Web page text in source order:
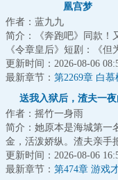
凰宫梦
作者：蓝九九
简介：《奔跑吧》同款！
《令章皇后》短剧：《但
故》《凰宫梦》&lt;br/&gt;
生换亲+宫斗+非...
更新时间：2026-08-06
最新章节： 第2269章 白慕
（226万票加更）
送我入狱后，渣夫一
作者：摇竹一身雨
简介：她原本是海城第一
金，活泼娇纵。渣夫亲手
进监狱，只因误会她杀害
白月光。三年黑...
更新时间：2026-08-06
最新章节： 第474章 游戏